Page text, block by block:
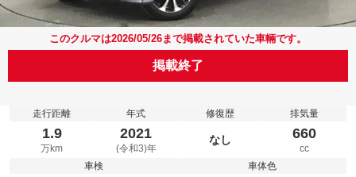
このクルマは2026/05/26まで掲載されていた車輛です。
掲載終了
走行距離
1.9
万km
年式
2021
(令和3)年
修復歴
なし
排気量
660
cc
車検
車体色